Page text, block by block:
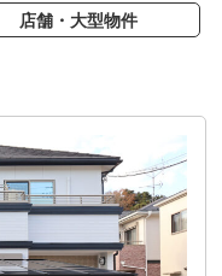
店舗・大型物件